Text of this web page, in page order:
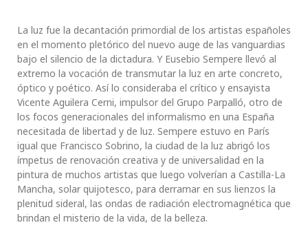
La luz fue la decantación primordial de los artistas españoles
en el momento pletórico del nuevo auge de las vanguardias
bajo el silencio de la dictadura. Y Eusebio Sempere llevó al
extremo la vocación de transmutar la luz en arte concreto,
óptico y poético. Así lo consideraba el crítico y ensayista
Vicente Aguilera Cerni, impulsor del Grupo Parpalló, otro de
los focos generacionales del informalismo en una España
necesitada de libertad y de luz. Sempere estuvo en París
igual que Francisco Sobrino, la ciudad de la luz abrigó los
ímpetus de renovación creativa y de universalidad en la
pintura de muchos artistas que luego volverían a Castilla-La
Mancha, solar quijotesco, para derramar en sus lienzos la
plenitud sideral, las ondas de radiación electromagnética que
brindan el misterio de la vida, de la belleza.